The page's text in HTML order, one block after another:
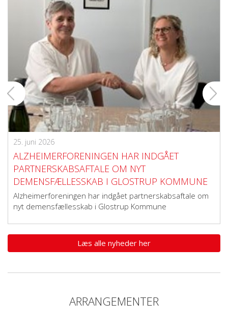
25. juni 2026
ALZHEIMERFORENINGEN HAR INDGÅET
PARTNERSKABSAFTALE OM NYT
DEMENSFÆLLESSKAB I GLOSTRUP KOMMUNE
Alzheimerforeningen har indgået partnerskabsaftale om
nyt demensfællesskab i Glostrup Kommune
Læs alle nyheder her
ARRANGEMENTER